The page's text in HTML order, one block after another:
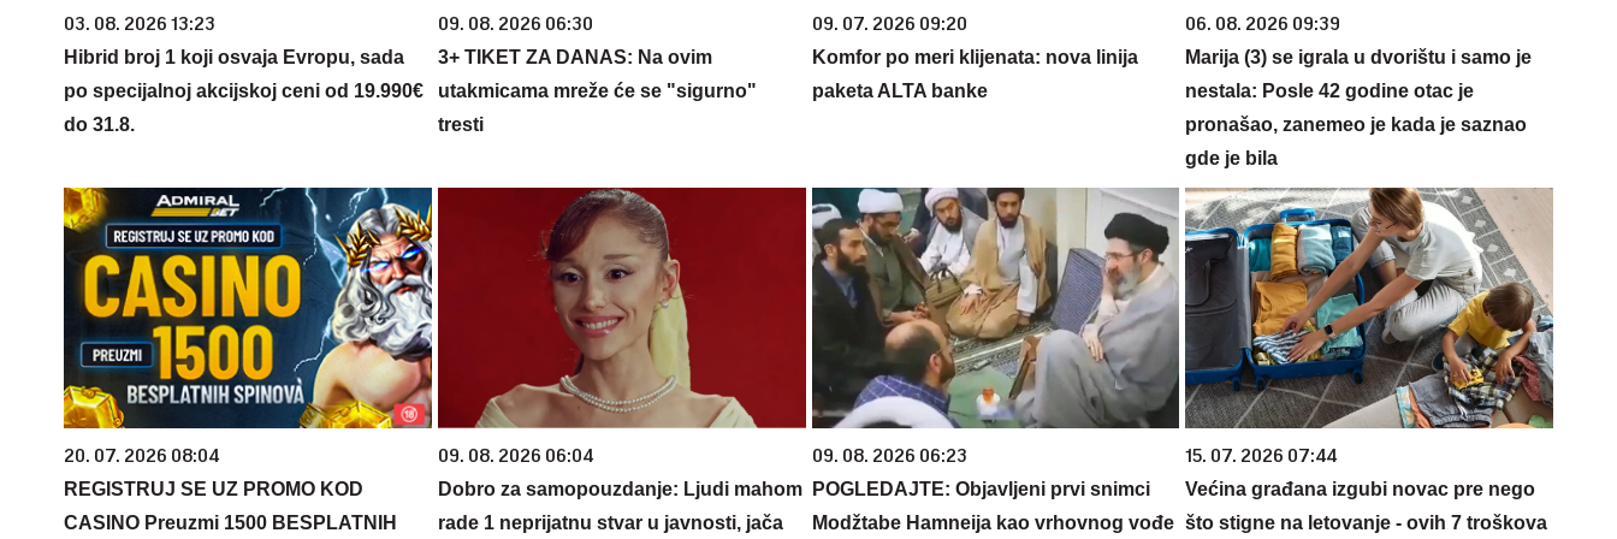
03. 08. 2026 13:23
Hibrid broj 1 koji osvaja Evropu, sada
po specijalnoj akcijskoj ceni od 19.990€
do 31.8.
09. 08. 2026 06:30
3+ TIKET ZA DANAS: Na ovim
utakmicama mreže će se "sigurno"
tresti
09. 07. 2026 09:20
Komfor po meri klijenata: nova linija
paketa ALTA banke
06. 08. 2026 09:39
Marija (3) se igrala u dvorištu i samo je
nestala: Posle 42 godine otac je
pronašao, zanemeo je kada je saznao
gde je bila
20. 07. 2026 08:04
REGISTRUJ SE UZ PROMO KOD
CASINO Preuzmi 1500 BESPLATNIH
09. 08. 2026 06:04
Dobro za samopouzdanje: Ljudi mahom
rade 1 neprijatnu stvar u javnosti, jača
09. 08. 2026 06:23
POGLEDAJTE: Objavljeni prvi snimci
Modžtabe Hamneija kao vrhovnog vođe
15. 07. 2026 07:44
Većina građana izgubi novac pre nego
što stigne na letovanje - ovih 7 troškova